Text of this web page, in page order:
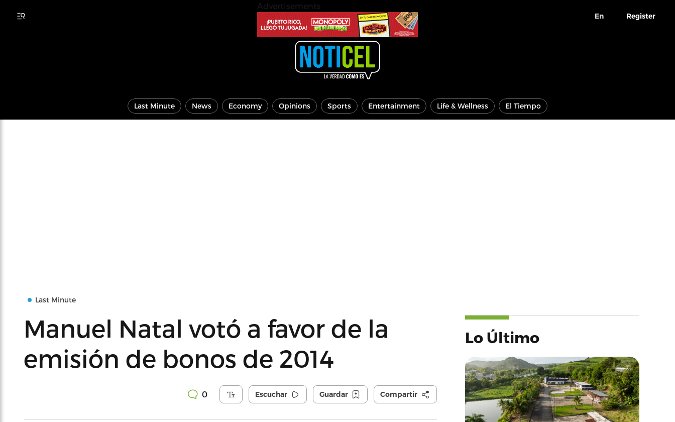
En Register
Last Minute News Economy Opinions Sports Entertainment Life & Wellness El Tiempo
Last Minute
Manuel Natal votó a favor de la
emisión de bonos de 2014
0 Escuchar Guardar Compartir
Lo Último